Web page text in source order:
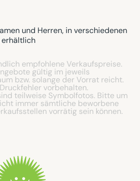
und Herren, in verschiedenen
erhältlich
empfohlene Verkaufspreise.
gültig im jeweils
bzw. solange der Vorrat reicht.
vorbehalten.
teilweise Symbolfotos. Bitte um
immer sämtliche beworbene
vorrätig sein können.